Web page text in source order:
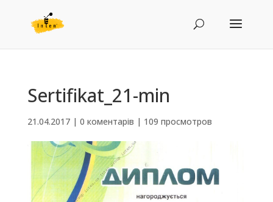
Sertifikat_21-min
21.04.2017| 0 коментарів | 109 просмотров